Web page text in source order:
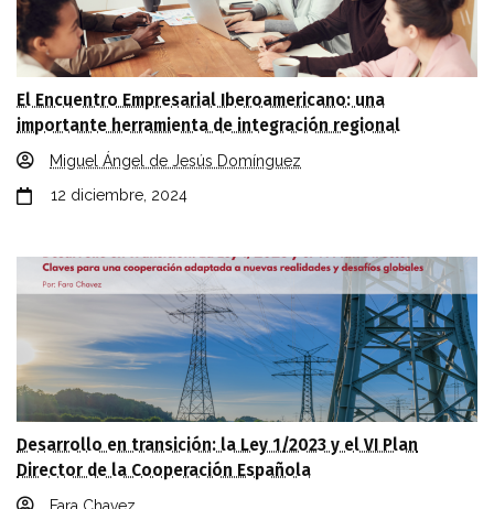
El Encuentro Empresarial Iberoamericano: una
importante herramienta de integración regional
Miguel Ángel de Jesús Domínguez
12 diciembre, 2024
Desarrollo en transición: la Ley 1/2023 y el VI Plan
Director de la Cooperación Española